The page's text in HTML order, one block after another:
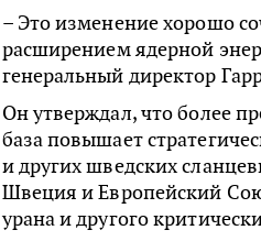
– Это изменение хорошо
расширением ядерной
генеральный директор
Он утверждал, что более
база повышает
и других шведских
Швеция и Европейский
урана и другого